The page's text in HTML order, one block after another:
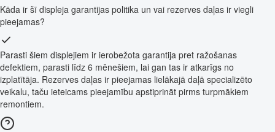
Kāda ir šī displeja garantijas politika un vai rezerves daļas ir viegli
pieejamas?
Parasti šiem displejiem ir ierobežota garantija pret ražošanas
defektiem, parasti līdz 6 mēnešiem, lai gan tas ir atkarīgs no
izplatītāja. Rezerves daļas ir pieejamas lielākajā daļā specializēto
veikalu, taču ieteicams pieejamību apstiprināt pirms turpmākiem
remontiem.